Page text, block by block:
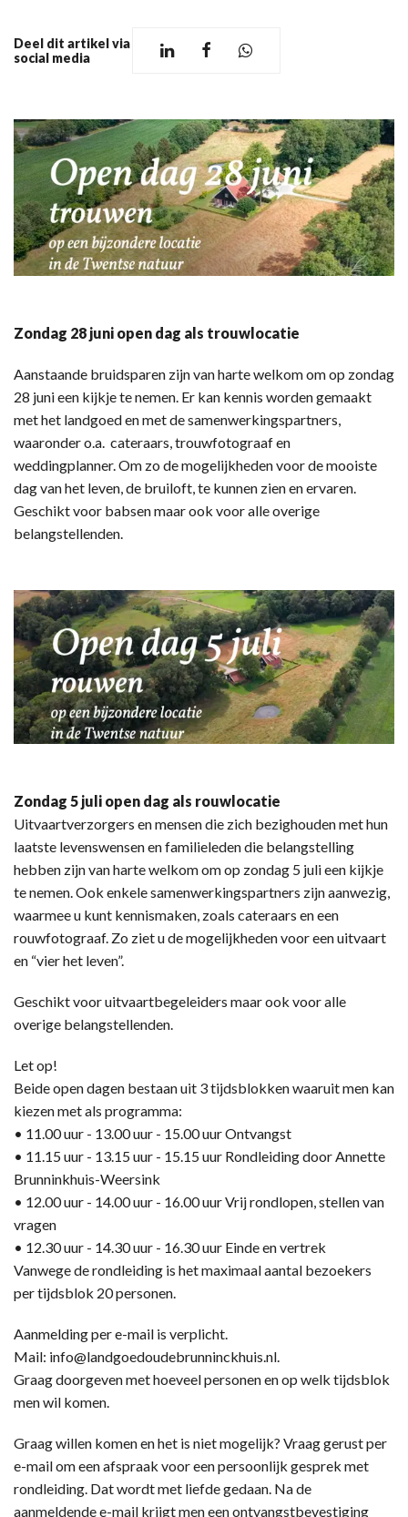
Deel dit artikel via
social media
Zondag 28 juni open dag als trouwlocatie
Aanstaande bruidsparen zijn van harte welkom om op zondag
28 juni een kijkje te nemen. Er kan kennis worden gemaakt
met het landgoed en met de samenwerkingspartners,
waaronder o.a. cateraars, trouwfotograaf en
weddingplanner. Om zo de mogelijkheden voor de mooiste
dag van het leven, de bruiloft, te kunnen zien en ervaren.
Geschikt voor babsen maar ook voor alle overige
belangstellenden.
Zondag 5 juli open dag als rouwlocatie
Uitvaartverzorgers en mensen die zich bezighouden met hun
laatste levenswensen en familieleden die belangstelling
hebben zijn van harte welkom om op zondag 5 juli een kijkje
te nemen. Ook enkele samenwerkingspartners zijn aanwezig,
waarmee u kunt kennismaken, zoals cateraars en een
rouwfotograaf. Zo ziet u de mogelijkheden voor een uitvaart
en “vier het leven”.
Geschikt voor uitvaartbegeleiders maar ook voor alle
overige belangstellenden.
Let op!
Beide open dagen bestaan uit 3 tijdsblokken waaruit men kan
kiezen met als programma:
• 11.00 uur - 13.00 uur - 15.00 uur Ontvangst
• 11.15 uur - 13.15 uur - 15.15 uur Rondleiding door Annette
Brunninkhuis-Weersink
• 12.00 uur - 14.00 uur - 16.00 uur Vrij rondlopen, stellen van
vragen
• 12.30 uur - 14.30 uur - 16.30 uur Einde en vertrek
Vanwege de rondleiding is het maximaal aantal bezoekers
per tijdsblok 20 personen.
Aanmelding per e-mail is verplicht.
Mail: info@landgoedoudebrunninckhuis.nl.
Graag doorgeven met hoeveel personen en op welk tijdsblok
men wil komen.
Graag willen komen en het is niet mogelijk? Vraag gerust per
e-mail om een afspraak voor een persoonlijk gesprek met
rondleiding. Dat wordt met liefde gedaan. Na de
aanmeldende e-mail krijgt men een ontvangstbevestiging